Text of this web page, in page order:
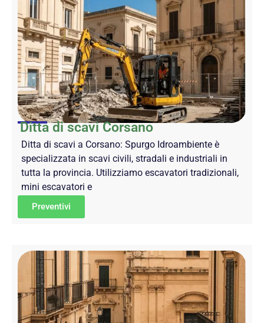
Ditta di scavi Corsano
Ditta di scavi a Corsano: Spurgo Idroambiente è
specializzata in scavi civili, stradali e industriali in
tutta la provincia. Utilizziamo escavatori tradizionali,
mini escavatori e
Preventivi